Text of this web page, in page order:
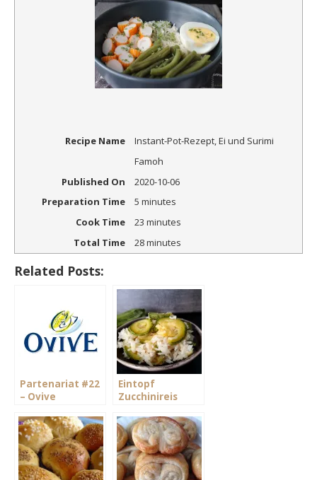
Recipe Name
Instant-Pot-Rezept, Ei und Surimi
Famoh
Published On
2020-10-06
Preparation Time
5 minutes
Cook Time
23 minutes
Total Time
28 minutes
Related Posts:
Partenariat #22
– Ovive
Eintopf
Zucchinireis